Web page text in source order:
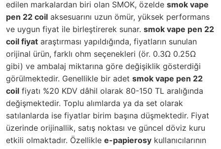
edilen markalardan biri olan SMOK, özelde smok vape
pen 22 coil aksesuarını uzun ömür, yüksek performans
ve uygun fiyat ile birleştirerek sunar. smok vape pen 22
coil fiyat araştırması yapıldığında, fiyatların sunulan
orijinal ürün, farklı ohm seçenekleri (ör. 0.3Ω 0.25Ω
gibi) ve ambalaj miktarına göre değişiklik gösterdiği
görülmektedir. Genellikle bir adet smok vape pen 22
coil fiyatı %20 KDV dâhil olarak 80-150 TL aralığında
değişmektedir. Toplu alımlarda ya da set olarak
satılanlarda ise fiyatlar birim başına düşmektedir. Fiyat
üzerinde orijinallik, satış noktası ve güncel döviz kuru
etkili olmaktadır. Özellikle e-papierosy kullanıcılarının